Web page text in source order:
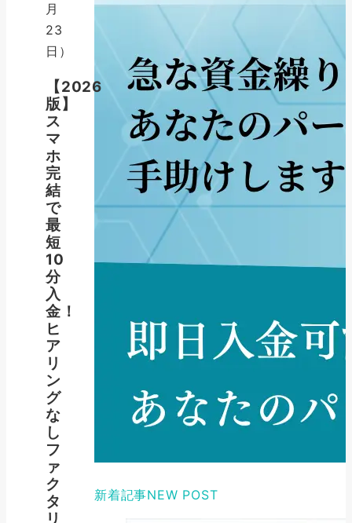
月
23
日）
【2026
版】
ス
マ
ホ
完
結
で
最
短
10
分
入
金！
ヒ
ア
リ
ン
グ
な
し
フ
ァ
ク
タ
リ
新着記事NEW POST